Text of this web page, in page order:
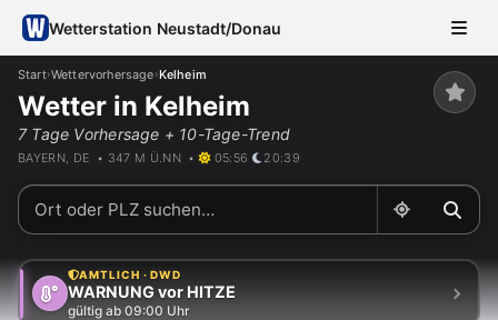
Wetterstation Neustadt/Donau
Start›Wettervorhersage›Kelheim
Wetter in Kelheim
7 Tage Vorhersage + 10-Tage-Trend
BAYERN, DE • 347 M Ü.NN • 05:56 20:39
AMTLICH · DWD
WARNUNG vor HITZE
gültig ab 09:00 Uhr